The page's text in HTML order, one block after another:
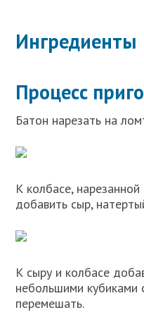
Ингредиенты
Процесс
Батон нарезать на
К колбасе,
добавить сыр,
К сыру и колбасе
небольшими кубиками
перемешать.